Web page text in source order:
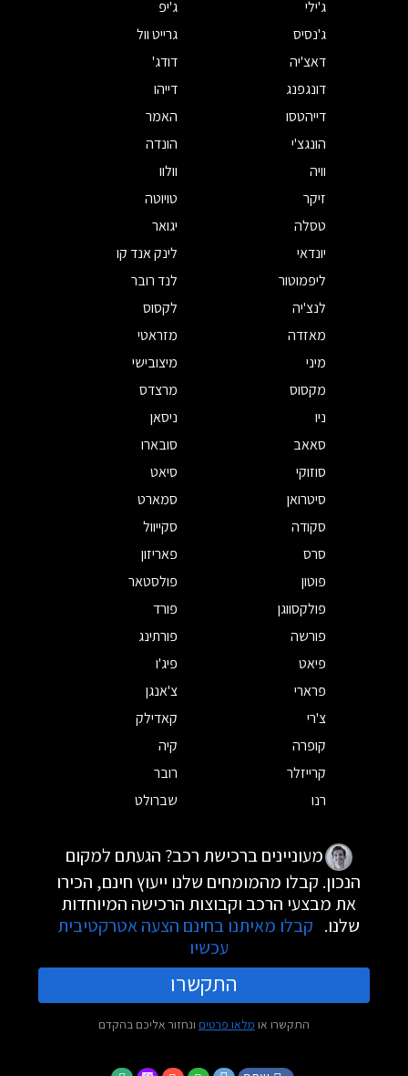
ג'ילי
ג'יפ
ג'נסיס
גרייט וול
דאצ'יה
דודג'
דונגפנג
דייהו
דייהטסו
האמר
הונגצ'י
הונדה
וויה
וולוו
זיקר
טויוטה
טסלה
יגואר
יונדאי
לינק אנד קו
ליפמוטור
לנד רובר
לנצ'יה
לקסוס
מאזדה
מזראטי
מיני
מיצובישי
מקסוס
מרצדס
ניו
ניסאן
סאאב
סובארו
סוזוקי
סיאט
סיטרואן
סמארט
סקודה
סקייוול
סרס
פאריזון
פוטון
פולסטאר
פולקסווגן
פורד
פורשה
פורתינג
פיאט
פיג'ו
פרארי
צ'אנגן
צ'רי
קאדילק
קופרה
קיה
קרייזלר
רובר
רנו
שברולט
מעוניינים ברכישת רכב? הגעתם למקום
הנכון. קבלו מהמומחים שלנו ייעוץ חינם, הכירו
את מבצעי הרכב וקבוצות הרכישה המיוחדות
שלנו. קבלו מאיתנו בחינם הצעה אטרקטיבית
עכשיו
התקשרו
התקשרו או מלאו פרטים ונחזור אליכם בהקדם